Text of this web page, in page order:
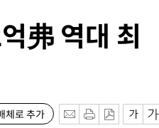
弗 역대 최
체로 추가